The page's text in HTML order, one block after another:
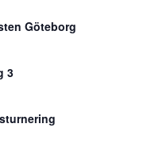
Göteborg
3